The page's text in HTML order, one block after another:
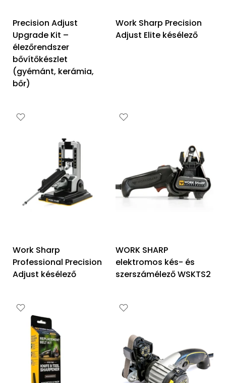
Precision Adjust
Upgrade Kit –
élezőrendszer
bővítőkészlet
(gyémánt, kerámia,
bőr)
Work Sharp Precision
Adjust Elite késélező
Work Sharp
Professional Precision
Adjust késélező
WORK SHARP
elektromos kés- és
szerszámélező WSKTS2